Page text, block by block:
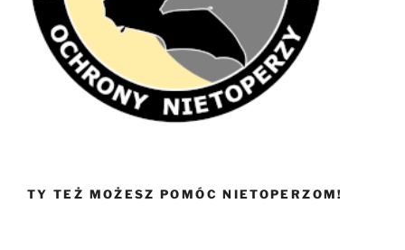
TY TEŻ MOŻESZ POMÓC NIETOPERZOM!